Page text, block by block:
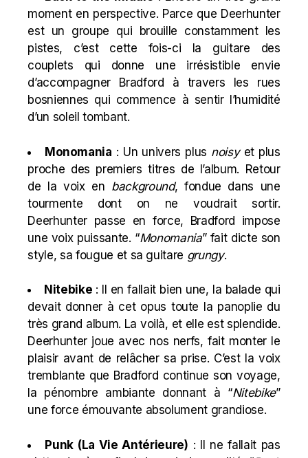
moment en perspective. Parce que Deerhunter
est un groupe qui brouille constamment les
pistes, c’est cette fois-ci la guitare des
couplets qui donne une irrésistible envie
d’accompagner Bradford à travers les rues
bosniennes qui commence à sentir l’humidité
d’un soleil tombant.
Monomania : Un univers plus noisyet plus
proche des premiers titres de l’album. Retour
de la voix en background, fondue dans une
tourmente dont on ne voudrait sortir.
Deerhunter passe en force, Bradford impose
une voix puissante. “Monomania” fait dicte son
style, sa fougue et sa guitare grungy.
Nitebike : Il en fallait bien une, la balade qui
devait donner à cet opus toute la panoplie du
très grand album. La voilà, et elle est splendide.
Deerhunter joue avec nos nerfs, fait monter le
plaisir avant de relâcher sa prise. C’est la voix
tremblante que Bradford continue son voyage,
la pénombre ambiante donnant à “Nitebike”
une force émouvante absolument grandiose.
Punk (La Vie Antérieure) : Il ne fallait pas